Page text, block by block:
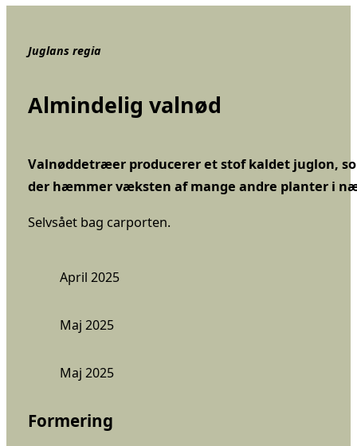
Juglans regia
Almindelig valnød
Valnøddetræer producerer et stof kaldet juglon,
der hæmmer væksten af mange andre planter i
Selvsået bag carporten.
April 2025
Maj 2025
Maj 2025
Formering